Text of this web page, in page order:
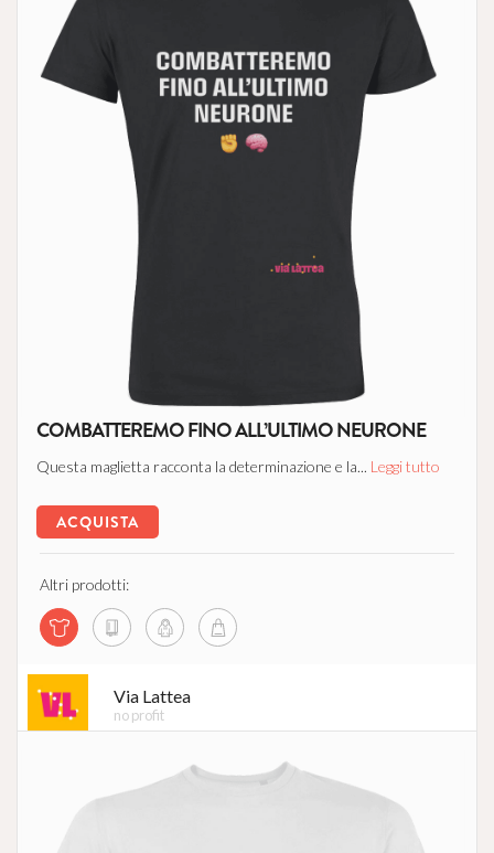
COMBATTEREMO FINO ALL’ULTIMO NEURONE
Questa maglietta racconta la determinazione e la... Leggi tutto
ACQUISTA
Altri prodotti:
Via Lattea
no profit